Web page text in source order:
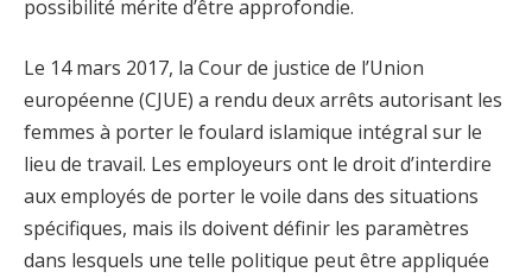
possibilité mérite d’être approfondie.
Le 14 mars 2017, la Cour de justice de l’Union
européenne (CJUE) a rendu deux arrêts autorisant les
femmes à porter le foulard islamique intégral sur le
lieu de travail. Les employeurs ont le droit d’interdire
aux employés de porter le voile dans des situations
spécifiques, mais ils doivent définir les paramètres
dans lesquels une telle politique peut être appliquée